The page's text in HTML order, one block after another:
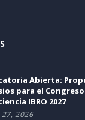
Abierta:
para el
IBRO 2027
27, 2026